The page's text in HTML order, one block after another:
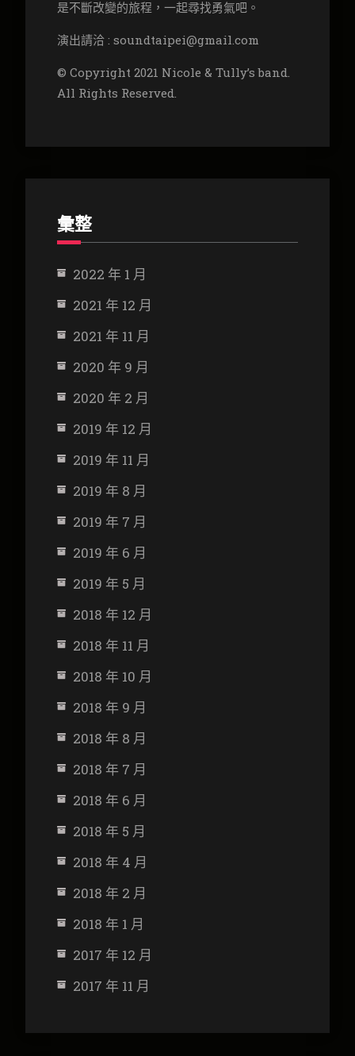
是不斷改變的旅程，一起尋找勇氣吧。
演出請洽 : soundtaipei@gmail.com
© Copyright 2021 Nicole & Tully’s band.
All Rights Reserved.
彙整
2022 年 1 月
2021 年 12 月
2021 年 11 月
2020 年 9 月
2020 年 2 月
2019 年 12 月
2019 年 11 月
2019 年 8 月
2019 年 7 月
2019 年 6 月
2019 年 5 月
2018 年 12 月
2018 年 11 月
2018 年 10 月
2018 年 9 月
2018 年 8 月
2018 年 7 月
2018 年 6 月
2018 年 5 月
2018 年 4 月
2018 年 2 月
2018 年 1 月
2017 年 12 月
2017 年 11 月